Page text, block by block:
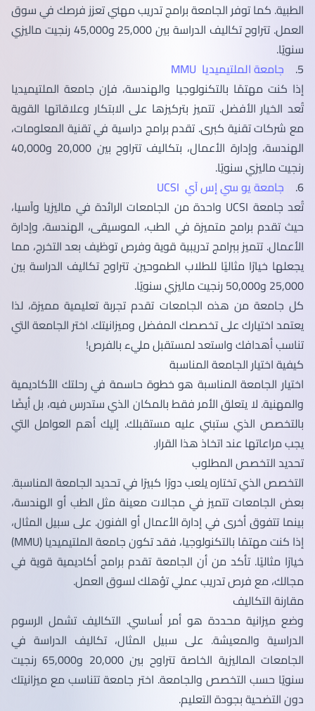
الطبية. كما توفر الجامعة برامج تدريب مهني تعزز فرصك في سوق
العمل. تتراوح تكاليف الدراسة بين 25,000 و45,000 رنجيت ماليزي
سنويًا.
5.
جامعة الملتيميديا MMU
إذا كنت مهتمًا بالتكنولوجيا والهندسة، فإن جامعة الملتيميديا
تُعد الخيار الأفضل. تتميز بتركيزها على الابتكار وعلاقاتها القوية
مع شركات تقنية كبرى. تقدم برامج دراسية في تقنية المعلومات،
الهندسة، وإدارة الأعمال، بتكاليف تتراوح بين 20,000 و40,000
رنجيت ماليزي سنويًا.
6.
جامعة يو سي إس آي UCSI
تُعد جامعة UCSI واحدة من الجامعات الرائدة في ماليزيا وآسيا،
حيث تقدم برامج متميزة في الطب، الموسيقى، الهندسة، وإدارة
الأعمال. تتميز ببرامج تدريبية قوية وفرص توظيف بعد التخرج، مما
يجعلها خيارًا مثاليًا للطلاب الطموحين. تتراوح تكاليف الدراسة بين
25,000 و50,000 رنجيت ماليزي سنويًا.
كل جامعة من هذه الجامعات تقدم تجربة تعليمية مميزة، لذا
يعتمد اختيارك على تخصصك المفضل وميزانيتك. اختر الجامعة التي
تناسب أهدافك واستعد لمستقبل مليء بالفرص!
كيفية اختيار الجامعة المناسبة
اختيار الجامعة المناسبة هو خطوة حاسمة في رحلتك الأكاديمية
والمهنية. لا يتعلق الأمر فقط بالمكان الذي ستدرس فيه، بل أيضًا
بالتخصص الذي ستبني عليه مستقبلك. إليك أهم العوامل التي
يجب مراعاتها عند اتخاذ هذا القرار.
تحديد التخصص المطلوب
التخصص الذي تختاره يلعب دورًا كبيرًا في تحديد الجامعة المناسبة.
بعض الجامعات تتميز في مجالات معينة مثل الطب أو الهندسة،
بينما تتفوق أخرى في إدارة الأعمال أو الفنون. على سبيل المثال،
إذا كنت مهتمًا بالتكنولوجيا، فقد تكون جامعة الملتيميديا (MMU)
خيارًا مثاليًا. تأكد من أن الجامعة تقدم برامج أكاديمية قوية في
مجالك، مع فرص تدريب عملي تؤهلك لسوق العمل.
مقارنة التكاليف
وضع ميزانية محددة هو أمر أساسي. التكاليف تشمل الرسوم
الدراسية والمعيشة. على سبيل المثال، تكاليف الدراسة في
الجامعات الماليزية الخاصة تتراوح بين 20,000 و65,000 رنجيت
سنويًا حسب التخصص والجامعة. اختر جامعة تتناسب مع ميزانيتك
دون التضحية بجودة التعليم.